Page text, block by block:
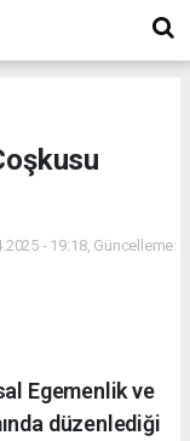
- 19:18, Güncelleme:
Egemenlik ve
düzenlediği